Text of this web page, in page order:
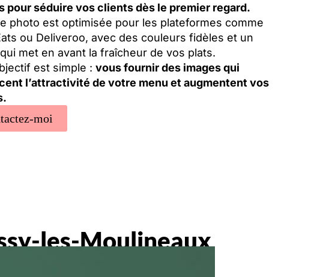
pour séduire vos clients dès le premier regard.
photo est optimisée pour les plateformes comme
ou Deliveroo, avec des couleurs fidèles et un
met en avant la fraîcheur de vos plats.
est simple : vous fournir des images qui
l’attractivité de votre menu et augmentent vos
moi
les-Moulineaux